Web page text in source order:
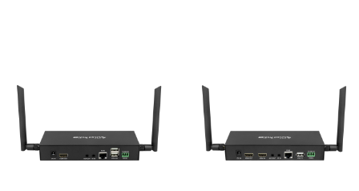
GPU拡張ボックスセット